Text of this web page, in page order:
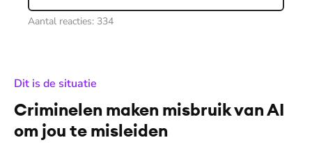
Aantal reacties: 334
Dit is de situatie
Criminelen maken misbruik van AI
om jou te misleiden